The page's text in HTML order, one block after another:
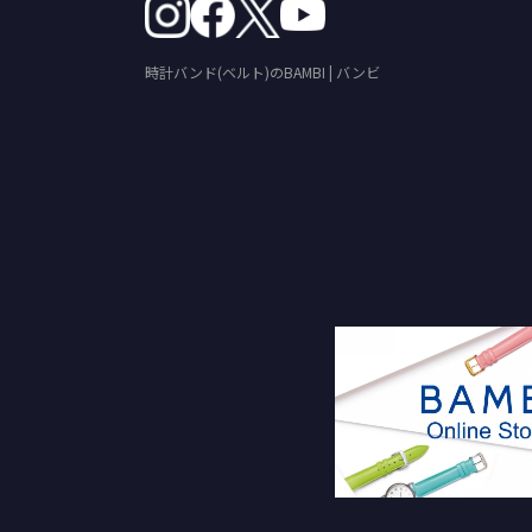
時計バンド(ベルト)のBAMBI | バンビ